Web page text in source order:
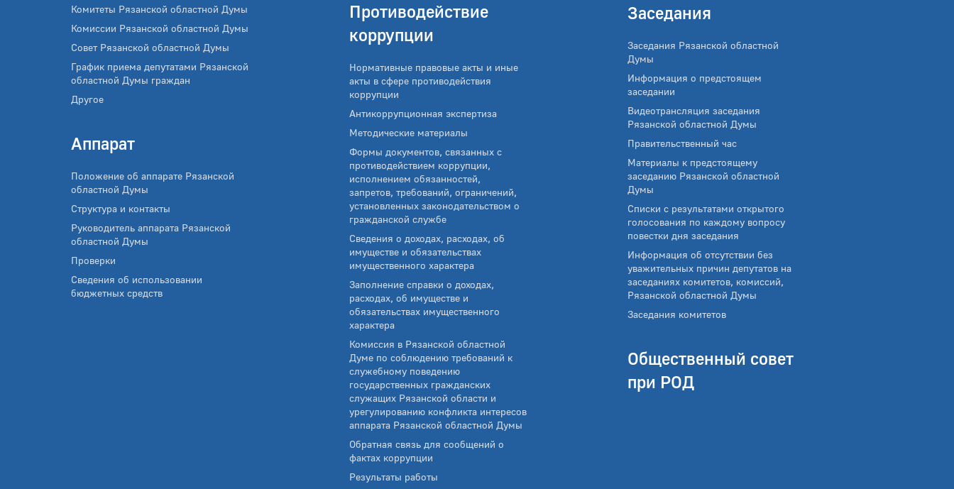
Комитеты Рязанской областной Думы
Комиссии Рязанской областной Думы
Совет Рязанской областной Думы
График приема депутатами Рязанской
областной Думы граждан
Другое
Аппарат
Положение об аппарате Рязанской
областной Думы
Структура и контакты
Руководитель аппарата Рязанской
областной Думы
Проверки
Сведения об использовании
бюджетных средств
Противодействие
коррупции
Нормативные правовые акты и иные
акты в сфере противодействия
коррупции
Антикоррупционная экспертиза
Методические материалы
Формы документов, связанных с
противодействием коррупции,
исполнением обязанностей,
запретов, требований, ограничений,
установленных законодательством о
гражданской службе
Сведения о доходах, расходах, об
имуществе и обязательствах
имущественного характера
Заполнение справки о доходах,
расходах, об имуществе и
обязательствах имущественного
характера
Комиссия в Рязанской областной
Думе по соблюдению требований к
служебному поведению
государственных гражданских
служащих Рязанской области и
урегулированию конфликта интересов
аппарата Рязанской областной Думы
Обратная связь для сообщений о
фактах коррупции
Результаты работы
Заседания
Заседания Рязанской областной
Думы
Информация о предстоящем
заседании
Видеотрансляция заседания
Рязанской областной Думы
Правительственный час
Материалы к предстоящему
заседанию Рязанской областной
Думы
Списки с результатами открытого
голосования по каждому вопросу
повестки дня заседания
Информация об отсутствии без
уважительных причин депутатов на
заседаниях комитетов, комиссий,
Рязанской областной Думы
Заседания комитетов
Общественный совет
при РОД